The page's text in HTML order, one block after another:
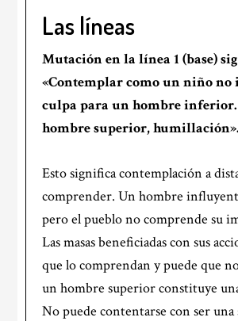
Las líneas
Mutación en lalínea 1 (base)
«Contemplar como un niño
culpa para un hombre inferior.
hombre superior, humillación».
Esto significa contemplación a
comprender. Un hombre
pero el pueblo no comprende su
Las masas beneficiadas con sus
que lo comprendan y puede que
un hombre superior constituye
No puede contentarse con ser